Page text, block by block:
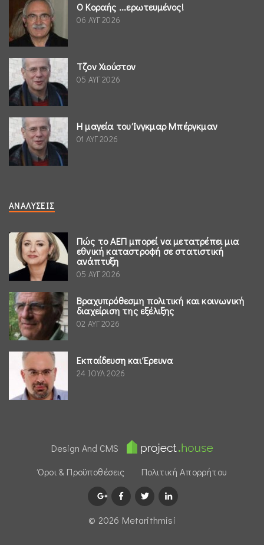
Ο Κοραής ...ερωτευμένος!
06 ΑΥΓ 2026
Τζον Χιούστον
05 ΑΥΓ 2026
Η μαγεία του Ίνγκμαρ Μπέργκμαν
01 ΑΥΓ 2026
ΑΝΑΛΎΣΕΙΣ
Πώς το ΑΕΠ μπορεί να μετατρέπει μια
εθνική καταστροφή σε στατιστική
ανάπτυξη
05 ΑΥΓ 2026
Βραχυπρόθεσμη πολιτική και κοινωνική
διαχείριση της εξέλιξης
02 ΑΥΓ 2026
Εκπαίδευση και Έρευνα
24 ΙΟΥΛ 2026
Design And CMS
Όροι & Προϋποθέσεις
Πολιτική Απορρήτου
© 2026 Μetarithmisi